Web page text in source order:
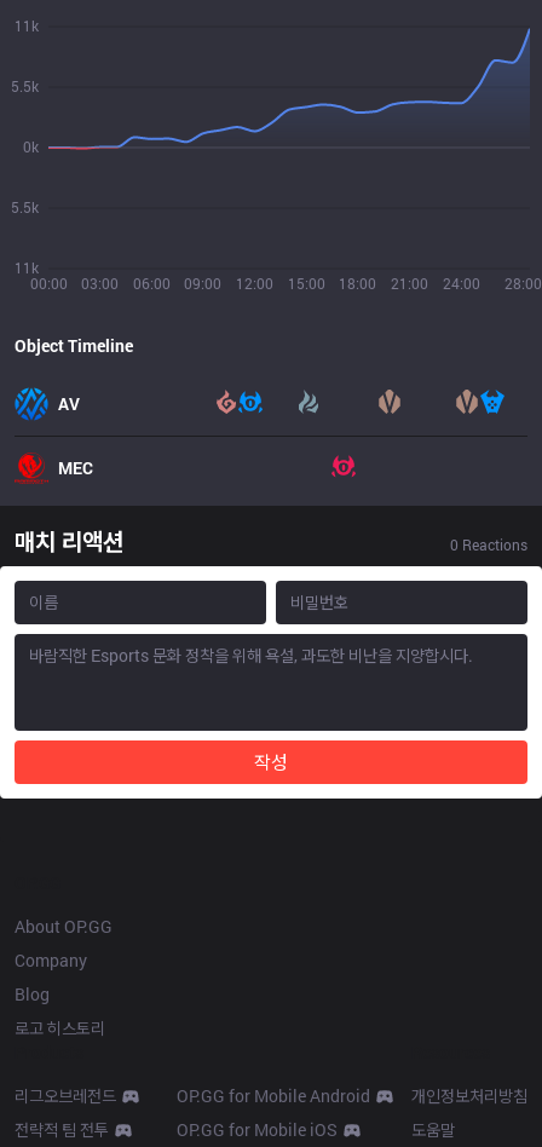
00:00 03:00 06:00 09:00 12:00 15:00 18:00 21:00 24:00 28:00
11k
5.5k
0k
5.5k
11k
Object Timeline
AV
MEC
매치 리액션 0 Reactions
작성
About OP.GG
Company
Blog
로고 히스토리
리그오브레전드
전략적 팀 전투
OP.GG for Mobile Android
OP.GG for Mobile iOS
개인정보처리방침
도움말